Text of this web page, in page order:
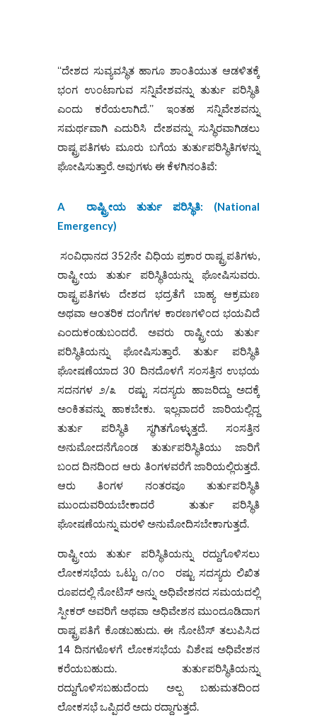
ʻʻದೇಶದ ಸುವ್ಯವಸ್ಥಿತ ಹಾಗೂ ಶಾಂತಿಯುತ ಆಡಳಿತಕ್ಕೆ
ಭಂಗ ಉಂಟಾಗುವ ಸನ್ನಿವೇಶವನ್ನು ತುರ್ತು ಪರಿಸ್ಥಿತಿ
ಎಂದು ಕರೆಯಲಾಗಿದೆ.ʼʼ ಇಂತಹ ಸನ್ನಿವೇಶವನ್ನು
ಸಮರ್ಥವಾಗಿ ಎದುರಿಸಿ ದೇಶವನ್ನು ಸುಸ್ಥಿರವಾಗಿಡಲು
ರಾಷ್ಟ್ರಪತಿಗಳು ಮೂರು ಬಗೆಯ ತುರ್ತುಪರಿಸ್ಥಿತಿಗಳನ್ನು
ಘೋಷಿಸುತ್ತಾರೆ. ಅವುಗಳು ಈ ಕೆಳಗಿನಂತಿವೆ:
A ರಾಷ್ಟ್ರೀಯ ತುರ್ತು ಪರಿಸ್ಥಿತಿ: (National
Emergency)
ಸಂವಿಧಾನದ 352ನೇ ವಿಧಿಯ ಪ್ರಕಾರ ರಾಷ್ಟ್ರಪತಿಗಳು,
ರಾಷ್ಟ್ರೀಯ ತುರ್ತು ಪರಿಸ್ಥಿತಿಯನ್ನು ಘೋಷಿಸುವರು.
ರಾಷ್ಟ್ರಪತಿಗಳು ದೇಶದ ಭದ್ರತೆಗೆ ಬಾಹ್ಯ ಆಕ್ರಮಣ
ಅಥವಾ ಆಂತರಿಕ ದಂಗೆಗಳ ಕಾರಣಗಳಿಂದ ಭಯವಿದೆ
ಎಂದುಕಂಡುಬಂದರೆ. ಅವರು ರಾಷ್ಟ್ರೀಯ ತುರ್ತು
ಪರಿಸ್ಥಿತಿಯನ್ನು ಘೋಷಿಸುತ್ತಾರೆ. ತುರ್ತು ಪರಿಸ್ಥಿತಿ
ಘೋಷಣೆಯಾದ 30 ದಿನದೊಳಗೆ ಸಂಸತ್ತಿನ ಉಭಯ
ಸದನಗಳ ೨/೩ ರಷ್ಟು ಸದಸ್ಯರು ಹಾಜರಿದ್ದು ಅದಕ್ಕೆ
ಅಂಕಿತವನ್ನು ಹಾಕಬೇಕು. ಇಲ್ಲವಾದರೆ ಜಾರಿಯಲ್ಲಿದ್ದ
ತುರ್ತು ಪರಿಸ್ಥಿತಿ ಸ್ಥಗಿತಗೊಳ್ಳುತ್ತದೆ. ಸಂಸತ್ತಿನ
ಅನುಮೋದನೆಗೊಂಡ ತುರ್ತುಪರಿಸ್ಥಿತಿಯು ಜಾರಿಗೆ
ಬಂದ ದಿನದಿಂದ ಆರು ತಿಂಗಳವರೆಗೆ ಜಾರಿಯಲ್ಲಿರುತ್ತದೆ.
ಆರು ತಿಂಗಳ ನಂತರವೂ ತುರ್ತುಪರಿಸ್ಥಿತಿ
ಮುಂದುವರಿಯಬೇಕಾದರೆ ತುರ್ತು ಪರಿಸ್ಥಿತಿ
ಘೋಷಣೆಯನ್ನು ಮರಳಿ ಅನುಮೋದಿಸಬೇಕಾಗುತ್ತದೆ.
ರಾಷ್ಟ್ರೀಯ ತುರ್ತು ಪರಿಸ್ಥಿತಿಯನ್ನು ರದ್ದುಗೊಳಿಸಲು
ಲೋಕಸಭೆಯ ಒಟ್ಟು ೧/೧೦ ರಷ್ಟು ಸದಸ್ಯರು ಲಿಖಿತ
ರೂಪದಲ್ಲಿ ನೋಟಿಸ್ ಅನ್ನು ಅಧಿವೇಶನದ ಸಮಯದಲ್ಲಿ
ಸ್ಪೀಕರ್ ಅವರಿಗೆ ಅಥವಾ ಅಧಿವೇಶನ ಮುಂದೂಡಿದಾಗ
ರಾಷ್ಟ್ರಪತಿಗೆ ಕೊಡಬಹುದು. ಈ ನೋಟಿಸ್ ತಲುಪಿಸಿದ
14 ದಿನಗಳೊಳಗೆ ಲೋಕಸಭೆಯ ವಿಶೇಷ ಅಧಿವೇಶನ
ಕರೆಯಬಹುದು. ತುರ್ತುಪರಿಸ್ಥಿತಿಯನ್ನು
ರದ್ದುಗೊಳಿಸಬಹುದೆಂದು ಅಲ್ಪ ಬಹುಮತದಿಂದ
ಲೋಕಸಭೆ ಒಪ್ಪಿದರೆ ಅದು ರದ್ದಾಗುತ್ತದೆ.